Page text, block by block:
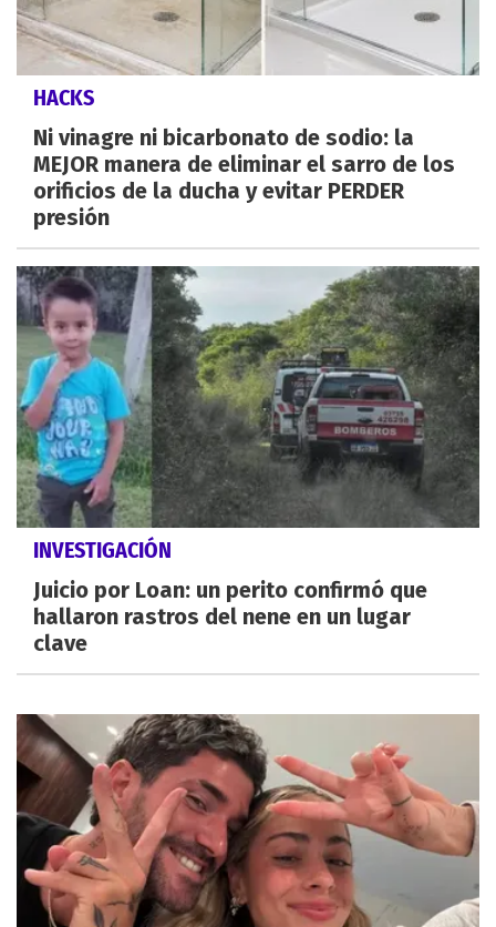
HACKS
Ni vinagre ni bicarbonato de sodio: la
MEJOR manera de eliminar el sarro de los
orificios de la ducha y evitar PERDER
presión
INVESTIGACIÓN
Juicio por Loan: un perito confirmó que
hallaron rastros del nene en un lugar
clave